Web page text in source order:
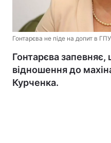
Гонтарєва не піде на допит в
Гонтарєва запевняє,
відношення до
Курченка.